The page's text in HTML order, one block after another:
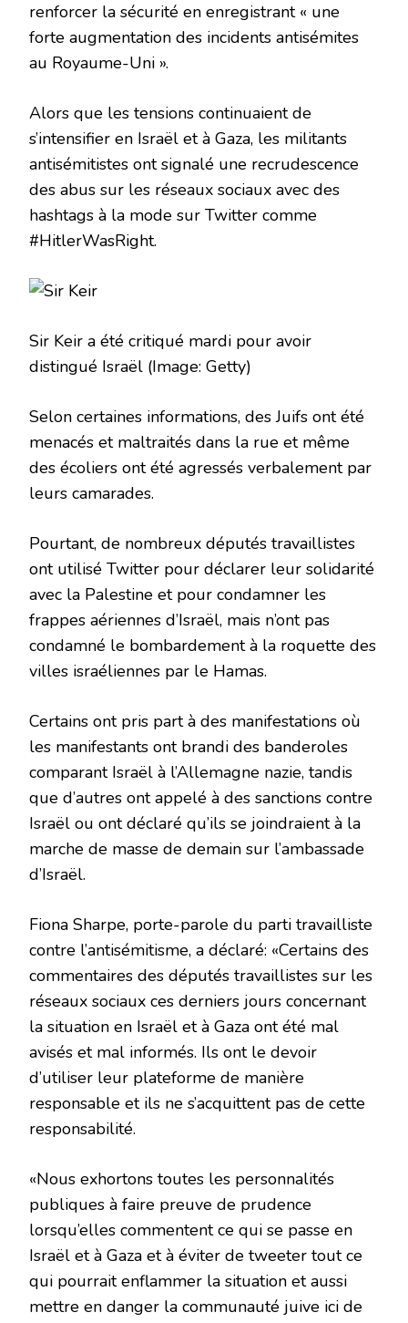
renforcer la sécurité en enregistrant « une
forte augmentation des incidents antisémites
au Royaume-Uni ».
Alors que les tensions continuaient de
s’intensifier en Israël et à Gaza, les militants
antisémitistes ont signalé une recrudescence
des abus sur les réseaux sociaux avec des
hashtags à la mode sur Twitter comme
#HitlerWasRight.
Sir Keir a été critiqué mardi pour avoir
distingué Israël (Image: Getty)
Selon certaines informations, des Juifs ont été
menacés et maltraités dans la rue et même
des écoliers ont été agressés verbalement par
leurs camarades.
Pourtant, de nombreux députés travaillistes
ont utilisé Twitter pour déclarer leur solidarité
avec la Palestine et pour condamner les
frappes aériennes d’Israël, mais n’ont pas
condamné le bombardement à la roquette des
villes israéliennes par le Hamas.
Certains ont pris part à des manifestations où
les manifestants ont brandi des banderoles
comparant Israël à l’Allemagne nazie, tandis
que d’autres ont appelé à des sanctions contre
Israël ou ont déclaré qu’ils se joindraient à la
marche de masse de demain sur l’ambassade
d’Israël.
Fiona Sharpe, porte-parole du parti travailliste
contre l’antisémitisme, a déclaré: «Certains des
commentaires des députés travaillistes sur les
réseaux sociaux ces derniers jours concernant
la situation en Israël et à Gaza ont été mal
avisés et mal informés. Ils ont le devoir
d’utiliser leur plateforme de manière
responsable et ils ne s’acquittent pas de cette
responsabilité.
«Nous exhortons toutes les personnalités
publiques à faire preuve de prudence
lorsqu’elles commentent ce qui se passe en
Israël et à Gaza et à éviter de tweeter tout ce
qui pourrait enflammer la situation et aussi
mettre en danger la communauté juive ici de